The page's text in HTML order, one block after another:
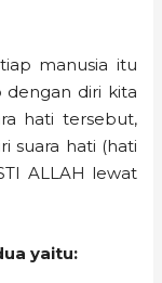
manusia itu
dengan diri kita
hati tersebut,
suara hati (hati
ALLAH lewat
yaitu: